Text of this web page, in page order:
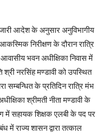
आदेश के अनुसार अनुविभागीय
निरीक्षण के दौरान रात्रि
भवन अधीक्षिका निवास में
श्री नरसिंह मण्डावी को उपस्थित
सम्बन्धित के प्रतिदिन रात्रि मंभ
श्रीमती नीता मण्डावी के
में सहायक शिक्षक एलबी के पद पर
राज्य शासन द्वारा तत्काल